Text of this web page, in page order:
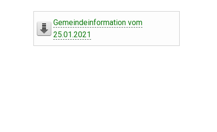
Gemeindeinformation vom
25.01.2021